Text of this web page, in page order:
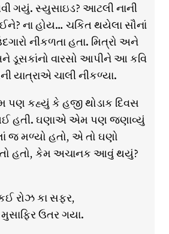
ગયું. સ્યુસાઇડ? આટલી નાની
ના હોય… ચકિત થયેલા સૌનાં
નીકળતા હતા. મિત્રો અને
વારસો આપીને આ કવિ
યાત્રાએ ચાલી નીકળ્યા.
કહ્યું કે હજી થોડાક દિવસ
હતી. ઘણાએ એમ પણ જણાવ્યું
જ મળ્યો હતો, એ તો ઘણો
હતો, કેમ અચાનક આવું થયું?
કઈ રોઝ કા સફર,
ઉતર ગયા.